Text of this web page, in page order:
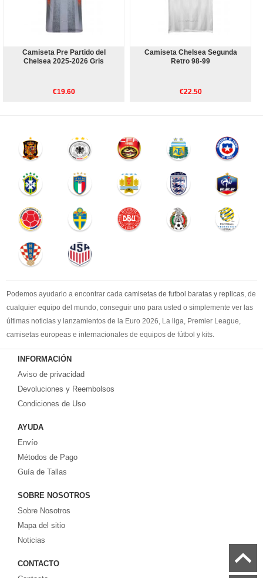
Camiseta Pre Partido del
Chelsea 2025-2026 Gris
€19.60
Camiseta Chelsea Segunda
Retro 98-99
€22.50
Podemos ayudarlo a encontrar cada camisetas de futbol baratas y replicas, de
cualquier equipo del mundo, conseguir uno para usted o simplemente ver las
últimas noticias y lanzamientos de la Euro 2026, La liga, Premier League,
camisetas europeas e internacionales de equipos de fútbol y kits.
Comprecamisetas de futbol baratasen la tienda deportiva más grande de
Europa. ¡Grandes ofertas en todas las camisetas del club de fútbol, ​​kits
europeos e internacionales, todo a los precios más bajos!
Compre nuestra gran selección de
equipaciones, camisetas y un portero a partir de €17.6. Diseños de fútbol
INFORMACIÓN
Aviso de privacidad
Devoluciones y Reembolsos
Condiciones de Uso
AYUDA
Envío
Métodos de Pago
Guía de Tallas
SOBRE NOSOTROS
Sobre Nosotros
Mapa del sitio
Noticias
CONTACTO